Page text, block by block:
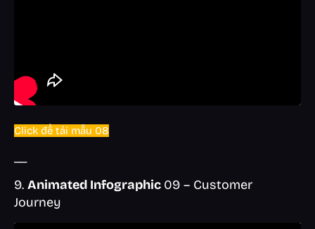
Click để tải mẫu 08
9. Animated Infographic 09 – Customer
Journey